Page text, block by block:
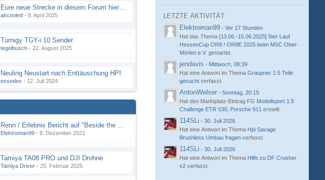
Eure neue Strecke in diesem Forum hier posten
aircooled - 8. April 2025
Turnigy TGY-i 10 Sender
tegelbusch - 22. August 2025
Neuling Neustart nach Enttäuschung HPI
essedex - 12. Juli 2024
Renn / Erlebnis Bericht auf "Beside the Race"
Elektroman99 - 8. Dezember 2021
Tamiya TA08 PRO und DJI Drohne
Tamiya Driver - 25. Februar 2025
LETZTE AKTIVITÄT
Elektroman99 - Vor 17 Stunden
Hat das Thema [13.06.-15.06.2025] 5ter Lauf
HessenCup OR8 / OR8E 2025 beim MSC Ober-
Mörlen e.V. gestartet.
jendavis - Mittwoch, 08:39
Hat eine Antwort im Thema Graupner 1:5 Teile
gesucht verfasst.
AntonWelser - Sonntag, 20:15
Hat den Marktplatz-Eintrag FG Modellsport 1:5
Challenge ETR 530, Porsche 911 erstellt.
114SLi - 30. Juli 2026
Hat eine Antwort im Thema Hpi Savage
Brushless Umbau fragen verfasst.
114SLi - 30. Juli 2026
Hat eine Antwort im Thema Hilfe zu DF Crusher
v2 verfasst.